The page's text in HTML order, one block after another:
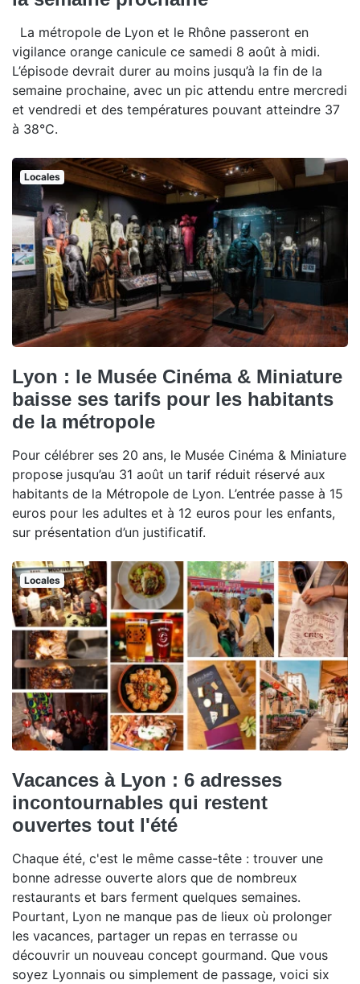
La métropole de Lyon et le Rhône passeront en
vigilance orange canicule ce samedi 8 août à midi.
L’épisode devrait durer au moins jusqu’à la fin de la
semaine prochaine, avec un pic attendu entre mercredi
et vendredi et des températures pouvant atteindre 37
à 38°C.
Locales
Lyon : le Musée Cinéma & Miniature
baisse ses tarifs pour les habitants
de la métropole
Pour célébrer ses 20 ans, le Musée Cinéma & Miniature
propose jusqu’au 31 août un tarif réduit réservé aux
habitants de la Métropole de Lyon. L’entrée passe à 15
euros pour les adultes et à 12 euros pour les enfants,
sur présentation d’un justificatif.
Locales
Vacances à Lyon : 6 adresses
incontournables qui restent
ouvertes tout l'été
Chaque été, c'est le même casse-tête : trouver une
bonne adresse ouverte alors que de nombreux
restaurants et bars ferment quelques semaines.
Pourtant, Lyon ne manque pas de lieux où prolonger
les vacances, partager un repas en terrasse ou
découvrir un nouveau concept gourmand. Que vous
soyez Lyonnais ou simplement de passage, voici six